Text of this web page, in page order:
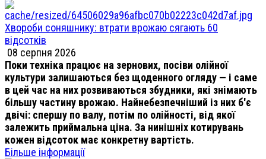
Хвороби соняшнику: втрати врожаю сягають 60
відсотків
08 серпня 2026
Поки техніка працює на зернових, посіви олійної
культури залишаються без щоденного огляду — і саме
в цей час на них розвиваються збудники, які знімають
більшу частину врожаю. Найнебезпечніший із них б'є
двічі: спершу по валу, потім по олійності, від якої
залежить приймальна ціна. За нинішніх котирувань
кожен відсоток має конкретну вартість.
Більше інформації